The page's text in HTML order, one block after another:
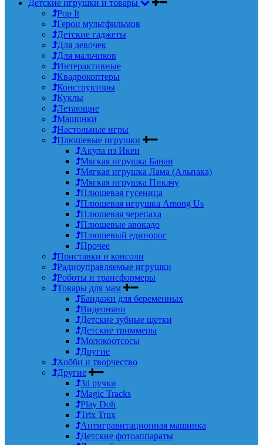
Детские игрушки и товары
Pop It
Герои мультфильмов
Детские гаджеты
Для девочек
Для мальчиков
Интерактивные
Квадрокоптеры
Конструкторы
Куклы
Летающие
Машинки
Настольные игры
Плюшевые игрушки
Акула из Икеи
Мягкая игрушка Банан
Мягкая игрушка Лама (Альпака)
Мягкая игрушка Пикачу
Плюшевая гусеница
Плюшевая игрушка Among Us
Плюшевая черепаха
Плюшевые авокадо
Плюшевый единорог
Прочее
Приставки и консоли
Радиоуправляемые игрушки
Роботы и трансформеры
Товары для мам
Бандажи для беременных
Видеоняни
Детские зубные щетки
Детские триммеры
Молокоотсосы
Другие
Хобби и творчество
Другие
3d ручки
Magic Tracks
Play Doh
Trix Trux
Антигравитационная машинка
Детские фотоаппараты